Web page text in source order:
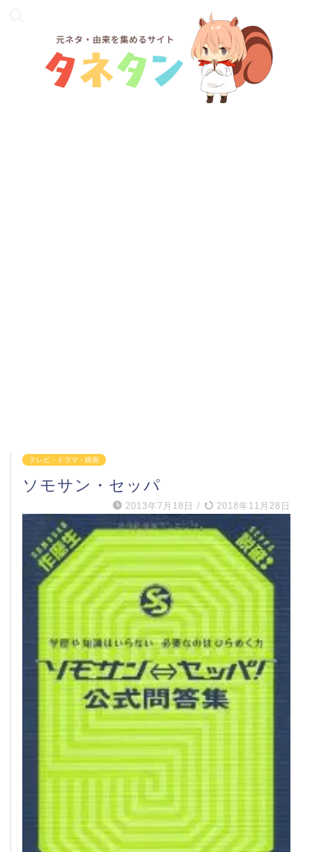
テレビ・ドラマ・映画
ソモサン・セッパ
2013年7月18日 / 2018年11月28日